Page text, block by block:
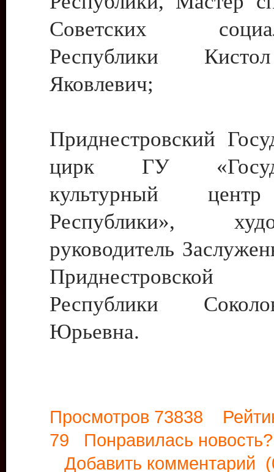
Советских
Республики
Яковлевич;
Приднестровский
цирк ГУ
культурный
Республики»,
руководитель
Приднестровской
Республики
Юрьевна.
Просмотров 73838
79 Понравилась
Добавить комментарий